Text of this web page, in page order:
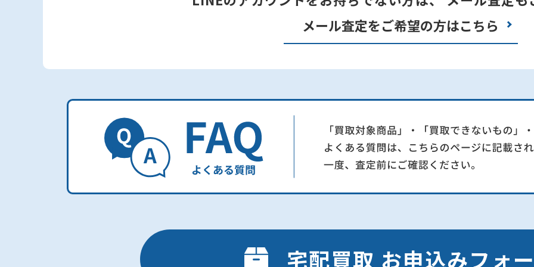
メール査定をご希望の方はこちら
宅配買取 お申込みフォ